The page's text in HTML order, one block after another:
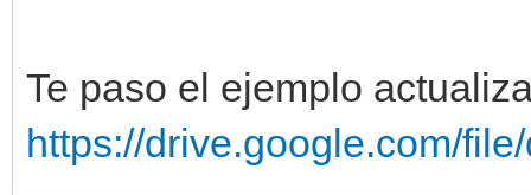
enemigo = Enemigo()
Te paso el ejemplo
https://drive.google.com/